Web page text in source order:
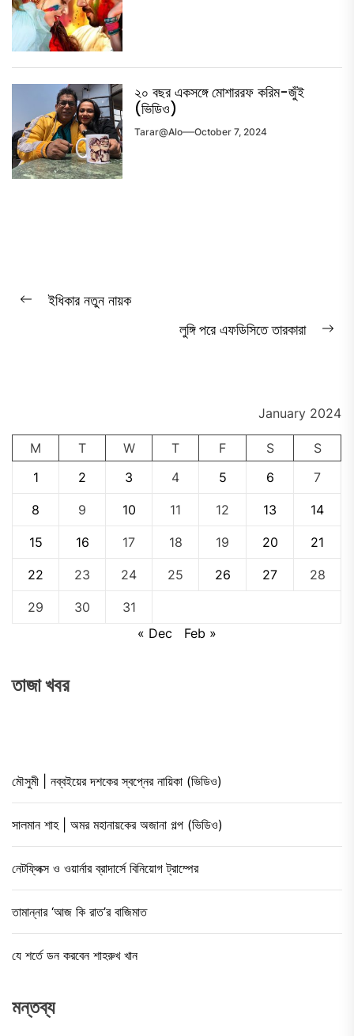
২০ বছর একসঙ্গে মোশাররফ করিম-জুঁই
(ভিডিও)
Tarar@alo October 7, 2024
Post
navigation
Previous
ইধিকার নতুন নায়ক
লুঙ্গি পরে এফডিসিতে তারকারা
January 2024
M T W T F S
S
1
2 3 4 5 6 7
8 9 10 11 12 13 14
15 16 17 18 19 20 21
22 23 24 25 26 27 28
29 30
31
« Dec
Feb »
তাজা খবর
মৌসুমী | নব্বইয়ের দশকের স্বপ্নের নায়িকা (ভিডিও)
সালমান শাহ | অমর মহানায়কের অজানা গল্প (ভিডিও)
নেটফ্লিক্স ও ওয়ার্নার ব্রাদার্সে বিনিয়োগ ট্রাম্পের
তামান্নার ‘আজ কি রাত’র বাজিমাত
যে শর্তে ডন করবেন শাহরুখ খান
মন্তব্য